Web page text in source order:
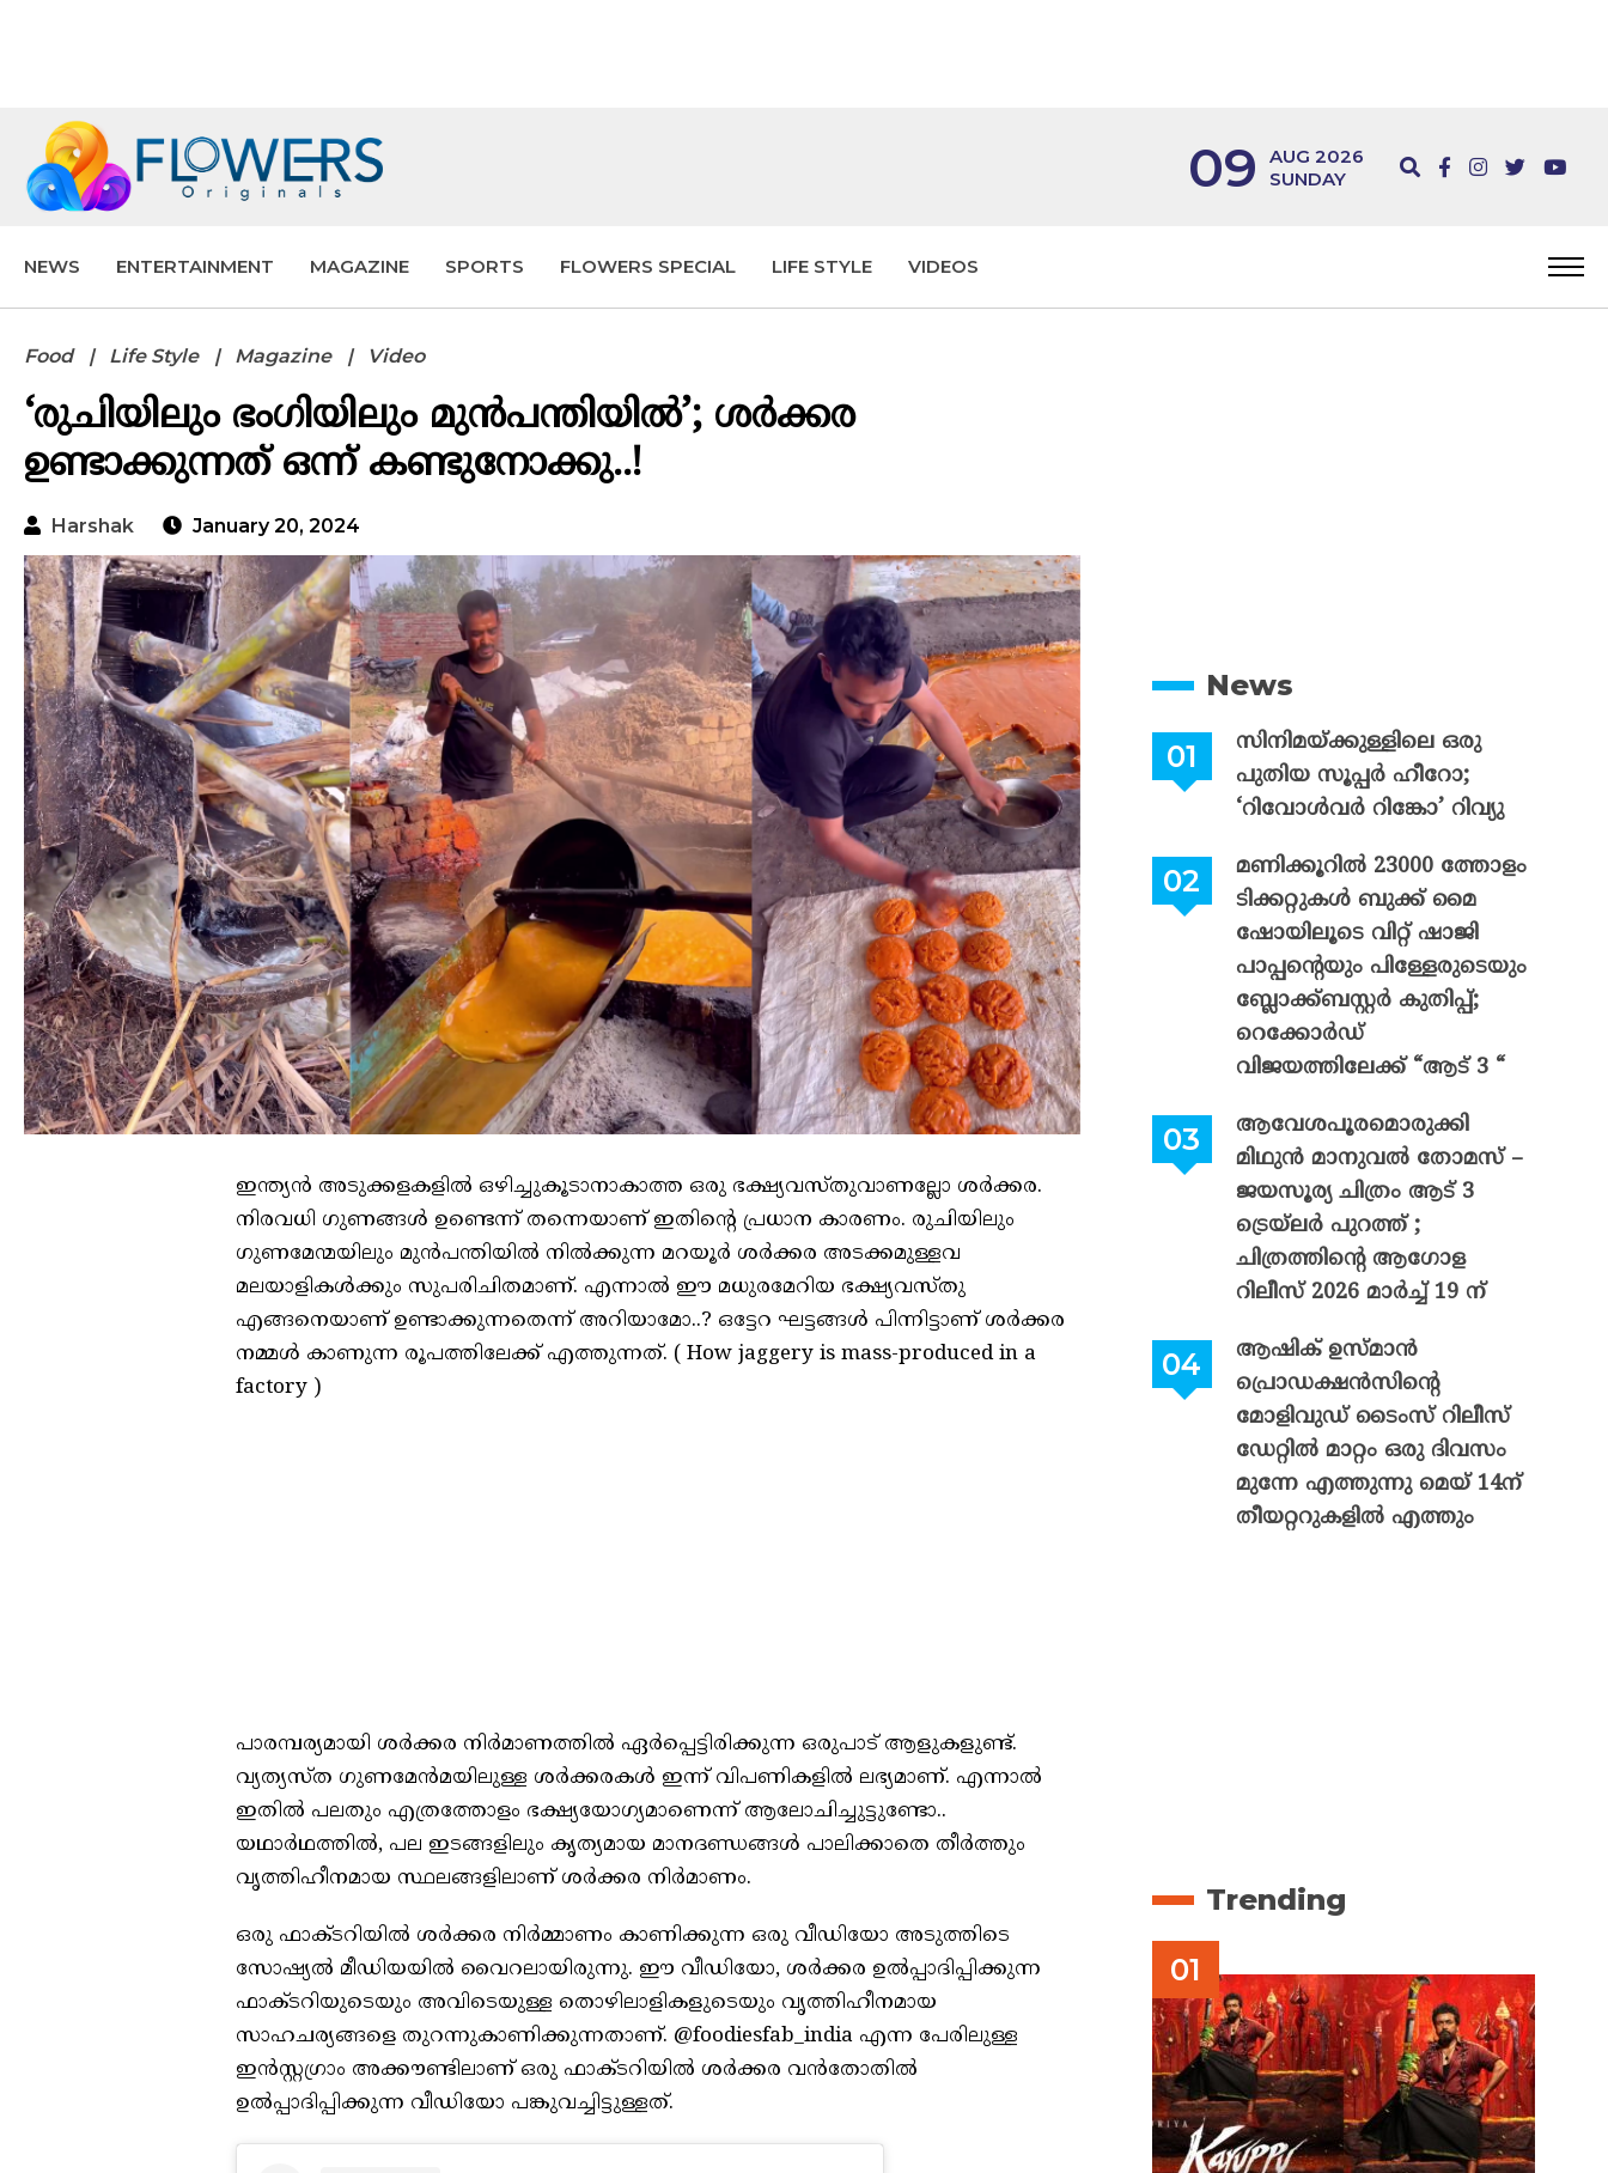
09
AUG 2026
SUNDAY
NEWS ENTERTAINMENT MAGAZINE SPORTS FLOWERS SPECIAL LIFE STYLE VIDEOS
Food Life Style Magazine Video
‘രുചിയിലും ഭംഗിയിലും മുന്‍പന്തിയില്‍’; ശർക്കര
ഉണ്ടാക്കുന്നത് ഒന്ന് കണ്ടുനോക്കു..!
Harshak January 20, 2024
ഇന്ത്യന്‍ അടുക്കളകളില്‍ ഒഴിച്ചുകൂടാനാകാത്ത ഒരു ഭക്ഷ്യവസ്തുവാണല്ലോ ശര്‍ക്കര.
നിരവധി ഗുണങ്ങള്‍ ഉണ്ടെന്ന് തന്നെയാണ് ഇതിന്റെ പ്രധാന കാരണം. രുചിയിലും
ഗുണമേന്മയിലും മുന്‍പന്തിയില്‍ നില്‍ക്കുന്ന മറയൂര്‍ ശര്‍ക്കര അടക്കമുള്ളവ
മലയാളികള്‍ക്കും സുപരിചിതമാണ്. എന്നാല്‍ ഈ മധുരമേറിയ ഭക്ഷ്യവസ്തു
എങ്ങനെയാണ് ഉണ്ടാക്കുന്നതെന്ന് അറിയാമോ..? ഒട്ടേറ ഘട്ടങ്ങള്‍ പിന്നിട്ടാണ് ശര്‍ക്കര
നമ്മള്‍ കാണുന്ന രൂപത്തിലേക്ക് എത്തുന്നത്. ( How jaggery is mass-produced in a
factory )
പാരമ്പര്യമായി ശര്‍ക്കര നിര്‍മാണത്തില്‍ ഏര്‍പ്പെട്ടിരിക്കുന്ന ഒരുപാട് ആളുകളുണ്ട്.
വ്യത്യസ്ത ഗുണമേന്‍മയിലുള്ള ശര്‍ക്കരകള്‍ ഇന്ന് വിപണികളില്‍ ലഭ്യമാണ്. എന്നാല്‍
ഇതില്‍ പലതും എത്രത്തോളം ഭക്ഷ്യയോഗ്യമാണെന്ന് ആലോചിച്ചുട്ടുണ്ടോ..
യഥാര്‍ഥത്തില്‍, പല ഇടങ്ങളിലും കൃത്യമായ മാനദണ്ഡങ്ങള്‍ പാലിക്കാതെ തീര്‍ത്തും
വൃത്തിഹീനമായ സ്ഥലങ്ങളിലാണ് ശര്‍ക്കര നിര്‍മാണം.
ഒരു ഫാക്ടറിയില്‍ ശര്‍ക്കര നിര്‍മ്മാണം കാണിക്കുന്ന ഒരു വീഡിയോ അടുത്തിടെ
സോഷ്യല്‍ മീഡിയയില്‍ വൈറലായിരുന്നു. ഈ വീഡിയോ, ശര്‍ക്കര ഉല്‍പ്പാദിപ്പിക്കുന്ന
ഫാക്ടറിയുടെയും അവിടെയുള്ള തൊഴിലാളികളുടെയും വൃത്തിഹീനമായ
സാഹചര്യങ്ങളെ തുറന്നുകാണിക്കുന്നതാണ്. @foodiesfab_india എന്ന പേരിലുള്ള
ഇന്‍സ്റ്റഗ്രാം അക്കൗണ്ടിലാണ് ഒരു ഫാക്ടറിയില്‍ ശര്‍ക്കര വന്‍തോതില്‍
ഉല്‍പ്പാദിപ്പിക്കുന്ന വീഡിയോ പങ്കുവച്ചിട്ടുള്ളത്.
News
സിനിമയ്ക്കുള്ളിലെ ഒരു
പുതിയ സൂപ്പർ ഹീറോ;
‘റിവോൾവർ റിങ്കോ’ റിവ്യു
മണിക്കൂറിൽ 23000 ത്തോളം
ടിക്കറ്റുകൾ ബുക്ക് മൈ
ഷോയിലൂടെ വിറ്റ് ഷാജി
പാപ്പന്റെയും പിള്ളേരുടെയും
ബ്ലോക്ക്ബസ്റ്റർ കുതിപ്പ്;
റെക്കോർഡ്
വിജയത്തിലേക്ക് “ആട് 3 “
ആവേശപൂരമൊരുക്കി
മിഥുൻ മാനുവൽ തോമസ് –
ജയസൂര്യ ചിത്രം ആട് 3
ട്രെയ്‌ലർ പുറത്ത് ;
ചിത്രത്തിന്റെ ആഗോള
റിലീസ് 2026 മാർച്ച് 19 ന്
ആഷിക് ഉസ്മാൻ
പ്രൊഡക്ഷൻസിന്റെ
മോളിവുഡ് ടൈംസ് റിലീസ്
ഡേറ്റിൽ മാറ്റം ഒരു ദിവസം
മുന്നേ എത്തുന്നു മെയ് 14ന്
തീയറ്ററുകളിൽ എത്തും
Trending